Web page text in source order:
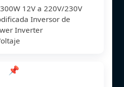
12V a 220V/230V
Inversor de
Inverter
📌